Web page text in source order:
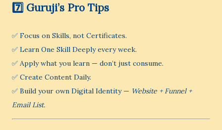
7️⃣ Guruji’s Pro Tips
✅ Focus on Skills, not Certificates.
✅ Learn One Skill Deeply every week.
✅ Apply what you learn — don’t just consume.
✅ Create Content Daily.
✅ Build your own Digital Identity — Website + Funnel +
Email List.